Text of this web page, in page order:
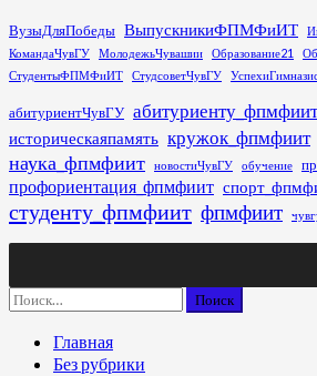
Перейти
к
содержимому
ВузыДляПобеды ВыпускникиФПМФиИТ
КомандаЧувГУ
МолодежьЧувашии Образование21
СтудентыФПМФиИТ
СтудсоветЧувГУ
абитуриентЧувГУ абитуриенту_фпмфиит
историческаяпамять кружок_фпмфиит
наука_фпмфиит новостиЧувГУ обучение
профориентация_фпмфиит
студенту_фпмфиит фпмфиит
Основное
Найти:
Главная
Без рубрики